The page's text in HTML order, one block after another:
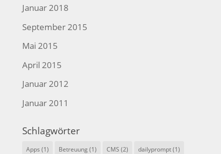
Januar 2018
September 2015
Mai 2015
April 2015
Januar 2012
Januar 2011
Schlagwörter
Apps (1) Betreuung (1) CMS (2) dailyprompt(1)